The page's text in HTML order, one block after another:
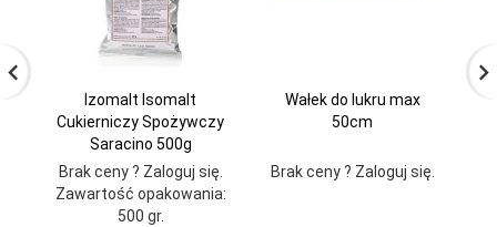
Izomalt Isomalt
Cukierniczy Spożywczy
Saracino 500g
Brak ceny ? Zaloguj się.
Zawartość opakowania:
500 gr.
Wałek do lukru max
50cm
Brak ceny ? Zaloguj się.